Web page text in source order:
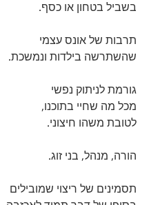
בשביל בטחון או כסף.
תרבות של אונס עצמי
שהשתרשה בילדות ונמשכת.
גורמת לניתוק נפשי
מכל מה שחיי בתוכנו,
לטובת משהו חיצוני.
הורה, מנהל, בני זוג.
תסמינים של ריצוי שמובילים